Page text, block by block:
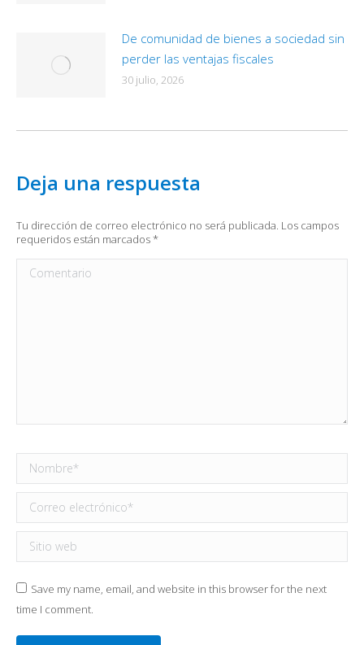
De comunidad de bienes a sociedad sin
perder las ventajas fiscales
30 julio, 2026
Deja una respuesta
Tu dirección de correo electrónico no será publicada. Los campos
requeridos están marcados*
Comentario
Nombre *
Correo electrónico *
Sitio web
Save my name, email, and website in this browser for the next
time I comment.